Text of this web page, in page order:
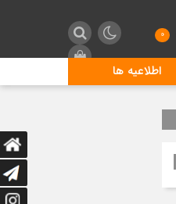
0
اطلاعیه ها